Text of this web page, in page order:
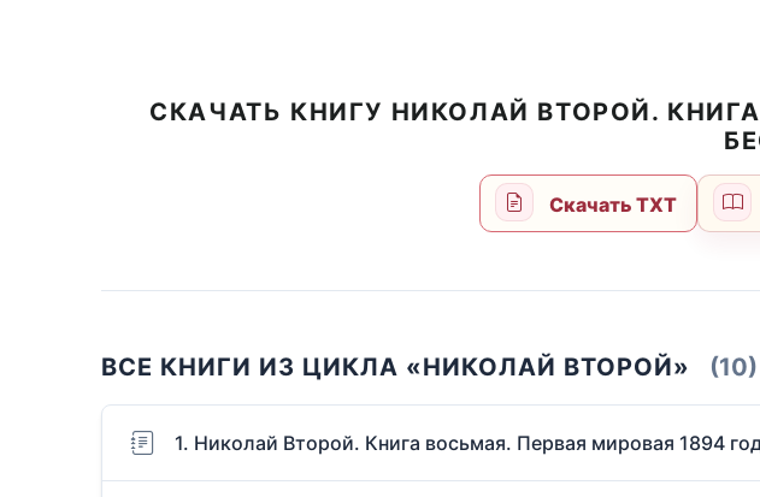
СКАЧАТЬ КНИГУ НИКОЛАЙ ВТОРОЙ.
Скачать TXT
ВСЕ КНИГИ ИЗ ЦИКЛА «НИКОЛАЙ ВТОРОЙ» (10)
1. Николай Второй. Книга восьмая. Первая мировая 1894